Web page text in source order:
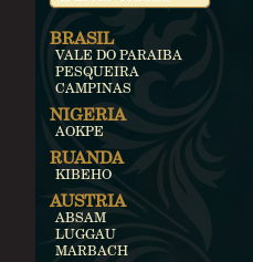
BRASIL
VALE DO PARAIBA
PESQUEIRA
CAMPINAS
NIGERIA
AOKPE
RUANDA
KIBEHO
AUSTRIA
ABSAM
LUGGAU
MARBACH